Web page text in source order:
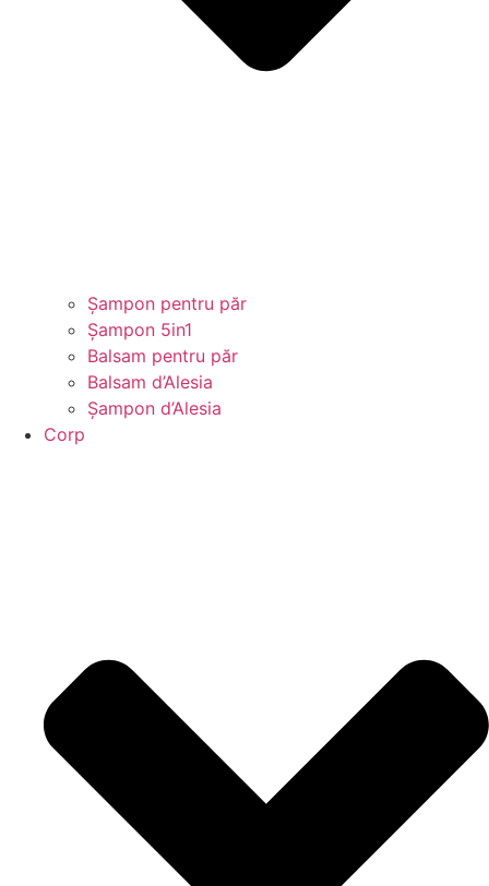
Șampon pentru păr
Șampon 5in1
Balsam pentru păr
Balsam d’Alesia
Șampon d’Alesia
Corp